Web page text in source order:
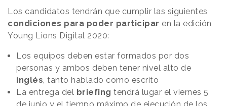
Los candidatos tendrán que cumplir las siguientes
condiciones para poder participar en la edición
Young Lions Digital 2020:
Los equipos deben estar formados por dos
personas y ambos deben tener nivel alto de
inglés, tanto hablado como escrito
La entrega del briefing tendrá lugar el viernes 5